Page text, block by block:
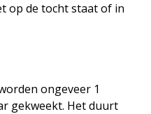
op de tocht staat of in
ongeveer 1
gekweekt. Het duurt